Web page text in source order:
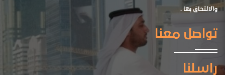
والالتحاق بها .
تواصل معنا
راسلنا